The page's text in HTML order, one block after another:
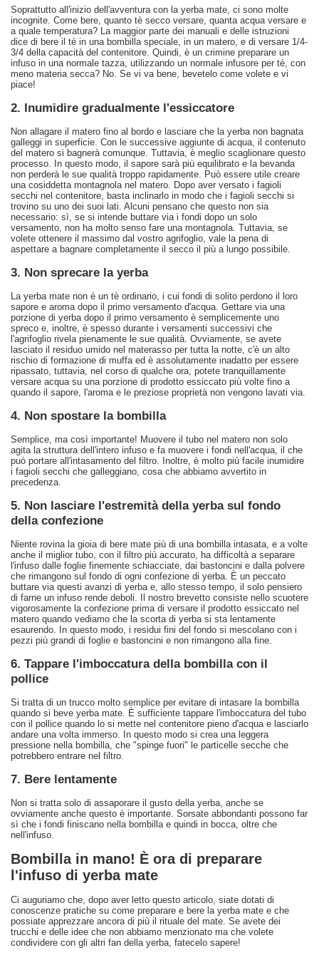
Soprattutto all'inizio dell'avventura con la yerba mate, ci sono molte
incognite. Come bere, quanto tè secco versare, quanta acqua versare e
a quale temperatura? La maggior parte dei manuali e delle istruzioni
dice di bere il tè in una bombilla speciale, in un matero, e di versare 1/4-
3/4 della capacità del contenitore. Quindi, è un crimine preparare un
infuso in una normale tazza, utilizzando un normale infusore per tè, con
meno materia secca? No. Se vi va bene, bevetelo come volete e vi
piace!
2. Inumidire gradualmente l'essiccatore
Non allagare il matero fino al bordo e lasciare che la yerba non bagnata
galleggi in superficie. Con le successive aggiunte di acqua, il contenuto
del matero si bagnerà comunque. Tuttavia, è meglio scaglionare questo
processo. In questo modo, il sapore sarà più equilibrato e la bevanda
non perderà le sue qualità troppo rapidamente. Può essere utile creare
una cosiddetta montagnola nel matero. Dopo aver versato i fagioli
secchi nel contenitore, basta inclinarlo in modo che i fagioli secchi si
trovino su uno dei suoi lati. Alcuni pensano che questo non sia
necessario: sì, se si intende buttare via i fondi dopo un solo
versamento, non ha molto senso fare una montagnola. Tuttavia, se
volete ottenere il massimo dal vostro agrifoglio, vale la pena di
aspettare a bagnare completamente il secco il più a lungo possibile.
3. Non sprecare la yerba
La yerba mate non è un tè ordinario, i cui fondi di solito perdono il loro
sapore e aroma dopo il primo versamento d'acqua. Gettare via una
porzione di yerba dopo il primo versamento è semplicemente uno
spreco e, inoltre, è spesso durante i versamenti successivi che
l'agrifoglio rivela pienamente le sue qualità. Ovviamente, se avete
lasciato il residuo umido nel materasso per tutta la notte, c'è un alto
rischio di formazione di muffa ed è assolutamente inadatto per essere
ripassato, tuttavia, nel corso di qualche ora, potete tranquillamente
versare acqua su una porzione di prodotto essiccato più volte fino a
quando il sapore, l'aroma e le preziose proprietà non vengono lavati via.
4. Non spostare la bombilla
Semplice, ma così importante! Muovere il tubo nel matero non solo
agita la struttura dell'intero infuso e fa muovere i fondi nell'acqua, il che
può portare all'intasamento del filtro. Inoltre, è molto più facile inumidire
i fagioli secchi che galleggiano, cosa che abbiamo avvertito in
precedenza.
5. Non lasciare l'estremità della yerba sul fondo
della confezione
Niente rovina la gioia di bere mate più di una bombilla intasata, e a volte
anche il miglior tubo, con il filtro più accurato, ha difficoltà a separare
l'infuso dalle foglie finemente schiacciate, dai bastoncini e dalla polvere
che rimangono sul fondo di ogni confezione di yerba. È un peccato
buttare via questi avanzi di yerba e, allo stesso tempo, il solo pensiero
di farne un infuso rende deboli. Il nostro brevetto consiste nello scuotere
vigorosamente la confezione prima di versare il prodotto essiccato nel
matero quando vediamo che la scorta di yerba si sta lentamente
esaurendo. In questo modo, i residui fini del fondo si mescolano con i
pezzi più grandi di foglie e bastoncini e non rimangono alla fine.
6. Tappare l'imboccatura della bombilla con il
pollice
Si tratta di un trucco molto semplice per evitare di intasare la bombilla
quando si beve yerba mate. È sufficiente tappare l'imboccatura del tubo
con il pollice quando lo si mette nel contenitore pieno d'acqua e lasciarlo
andare una volta immerso. In questo modo si crea una leggera
pressione nella bombilla, che "spinge fuori" le particelle secche che
potrebbero entrare nel filtro.
7. Bere lentamente
Non si tratta solo di assaporare il gusto della yerba, anche se
ovviamente anche questo è importante. Sorsate abbondanti possono far
sì che i fondi finiscano nella bombilla e quindi in bocca, oltre che
nell'infuso.
Bombilla in mano! È ora di preparare
l'infuso di yerba mate
Ci auguriamo che, dopo aver letto questo articolo, siate dotati di
conoscenze pratiche su come preparare e bere la yerba mate e che
possiate apprezzare ancora di più il rituale del mate. Se avete dei
trucchi e delle idee che non abbiamo menzionato ma che volete
condividere con gli altri fan della yerba, fatecelo sapere!